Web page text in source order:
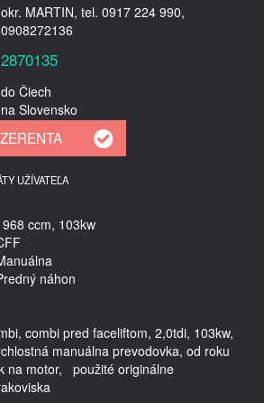
okr. MARTIN, tel. 0917 224 990,
0908272136
2870135
do Čiech
na Slovensko
UŽÍVATEĽA
ccm, 103kw
náhon
combi pred faceliftom, 2,0tdi, 103kw,
manuálna prevodovka, od roku
na motor,   použité originálne